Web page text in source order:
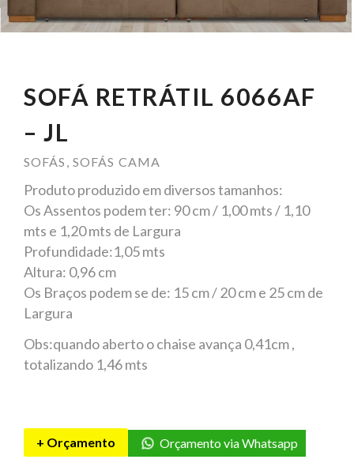
SOFÁ RETRÁTIL 6066AF
– JL
SOFÁS , SOFÁS CAMA
Produto produzido em diversos tamanhos:
Os Assentos podem ter: 90 cm / 1,00 mts / 1,10
mts e 1,20 mts de Largura
Profundidade:1,05 mts
Altura: 0,96 cm
Os Braços podem se de: 15 cm / 20 cm e 25 cm de
Largura
Obs:quando aberto o chaise avança 0,41cm ,
totalizando 1,46 mts
+ Orçamento Orçamento via Whatsapp